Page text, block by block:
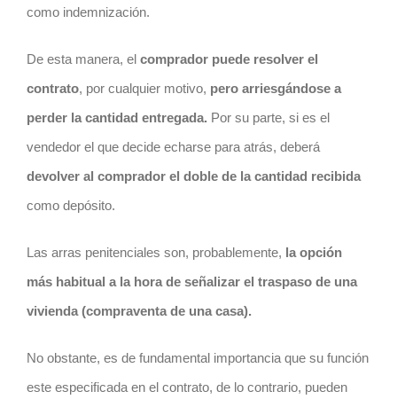
como indemnización.
De esta manera, el comprador puede resolver el
contrato, por cualquier motivo, pero arriesgándose a
perder la cantidad entregada. Por su parte, si es el
vendedor el que decide echarse para atrás, deberá
devolver al comprador el doble de la cantidad recibida
como depósito.
Las arras penitenciales son, probablemente, la opción
más habitual a la hora de señalizar el traspaso de una
vivienda (compraventa de una casa).
No obstante, es de fundamental importancia que su función
este especificada en el contrato, de lo contrario, pueden